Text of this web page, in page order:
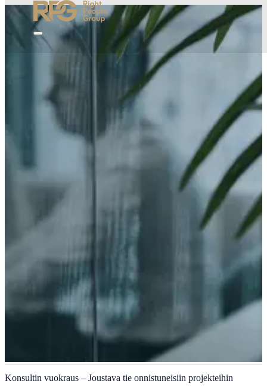
Itsenäinen IT-konsultointi
Konsultin vuokraus – Joustava tie onnistuneisiin projekteihin